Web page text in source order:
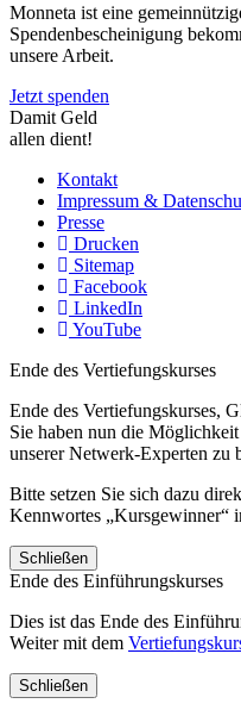
Monneta ist eine
Spendenbescheinigung
unsere Arbeit.
Jetzt spenden
Damit Geld
allen dient!
Kontakt
Impressum &
Presse
Drucken
Sitemap
Facebook
LinkedIn
YouTube
Ende des Vertiefungskurses
Ende des Vertiefungskurses,
Sie haben nun die
unserer Netwerk-Experten zu
Bitte setzen Sie sich dazu
Kennwortes „Kursgewinner“
Schließen
Ende des Einführungskurses
Dies ist das Ende des
Weiter mit dem
Schließen